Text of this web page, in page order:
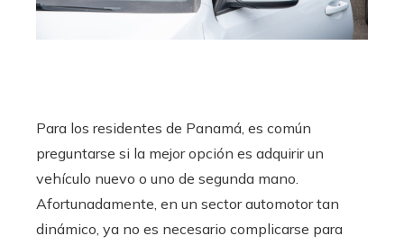
Para los residentes de Panamá, es común
preguntarse si la mejor opción es adquirir un
vehículo nuevo o uno de segunda mano.
Afortunadamente, en un sector automotor tan
dinámico, ya no es necesario complicarse para